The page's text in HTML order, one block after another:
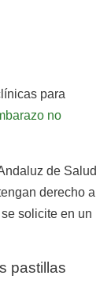
para
no
de Salud
derecho a
solicite en un
pastillas